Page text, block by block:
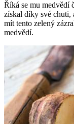
Říká se mu medvědí
získal díky své chuti,
mít tento zelený
medvědí.